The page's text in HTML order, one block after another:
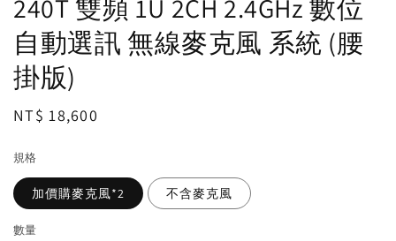
240T 雙頻 1U 2CH 2.4GHz 數位
自動選訊 無線麥克風 系統 (腰
掛版)
Regular
NT$ 18,600
規格
加價購麥克風*2 不含麥克風
數量